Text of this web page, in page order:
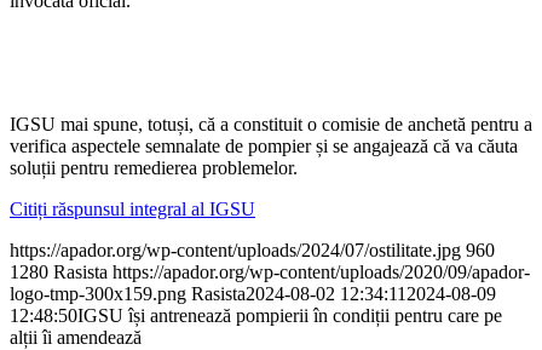
IGSU mai spune, totuși, că a constituit o comisie de anchetă pentru a
verifica aspectele semnalate de pompier și se angajează că va căuta
soluții pentru remedierea problemelor.
Citiți răspunsul integral al IGSU
https://apador.org/wp-content/uploads/2024/07/ostilitate.jpg 960
1280 Rasista https://apador.org/wp-content/uploads/2020/09/apador-
logo-tmp-300x159.png Rasista2024-08-02 12:34:11 2024-08-09
12:48:50IGSU își antrenează pompierii în condiții pentru care pe
alții îi amendează